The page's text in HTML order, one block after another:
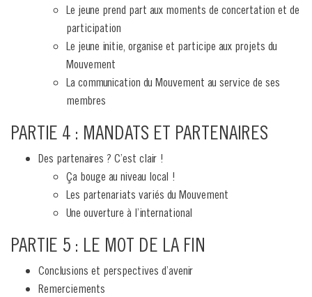
Le jeune prend part aux moments de concertation et de
participation
Le jeune initie, organise et participe aux projets du
Mouvement
La communication du Mouvement au service de ses
membres
PARTIE 4 : MANDATS ET PARTENAIRES
Des partenaires ? C’est clair !
Ça bouge au niveau local !
Les partenariats variés du Mouvement
Une ouverture à l’international
PARTIE 5 : LE MOT DE LA FIN
Conclusions et perspectives d’avenir
Remerciements